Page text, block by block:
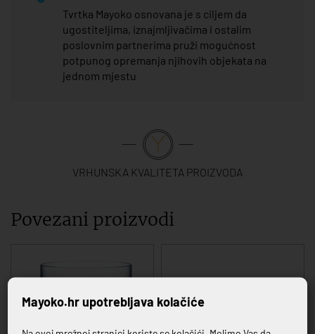
Tvrtka Mayoko osnovana je s ciljem da
ugostiteljima, iznajmljivačima i ostalim
poslovnim partnerima pruži mogućnost
potpunog opremanja njihovih objekata na
jednom mjestu
VRHUNSKA KVALITETA PROIZVODA
Povezani proizvodi
Mayoko.hr upotrebljava kolačiće